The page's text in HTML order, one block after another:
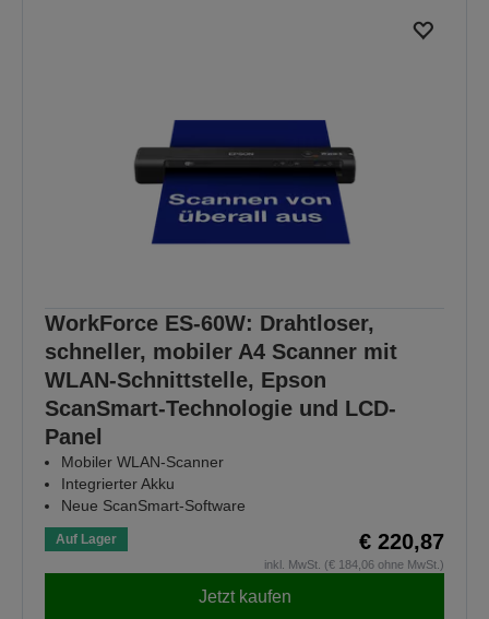
WorkForce ES-60W: Drahtloser,
schneller, mobiler A4 Scanner mit
WLAN-Schnittstelle, Epson
ScanSmart-Technologie und LCD-
Panel
Mobiler WLAN-Scanner
Integrierter Akku
Neue ScanSmart-Software
Auf Lager € 220,87
inkl. MwSt. (€ 184,06 ohne MwSt.)
Jetzt kaufen